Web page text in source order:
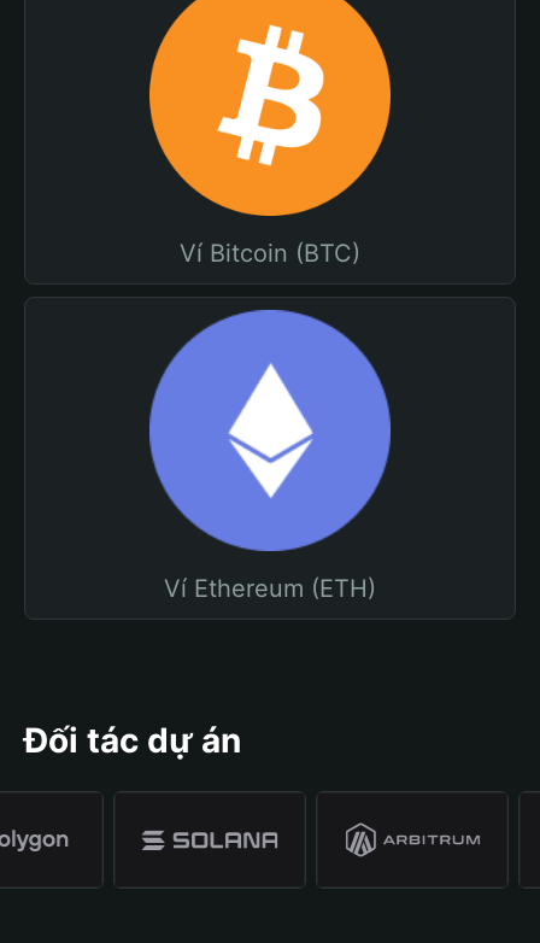
Ví Bitcoin (BTC)
Ví Ethereum (ETH)
Đối tác dự án